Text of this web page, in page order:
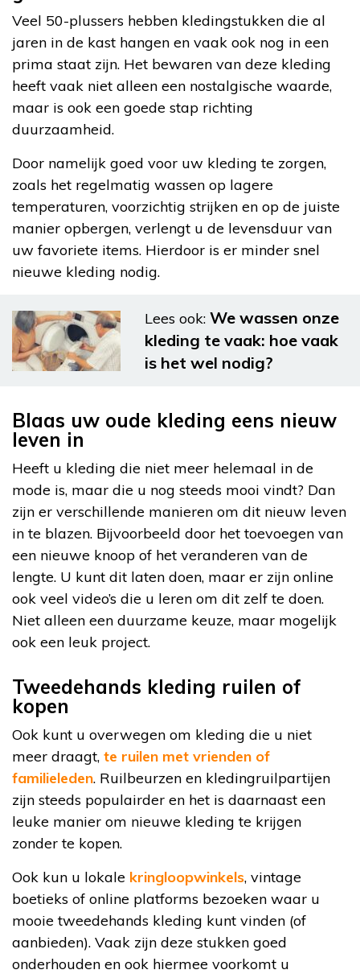
Veel 50-plussers hebben kledingstukken die al
jaren in de kast hangen en vaak ook nog in een
prima staat zijn. Het bewaren van deze kleding
heeft vaak niet alleen een nostalgische waarde,
maar is ook een goede stap richting
duurzaamheid.
Door namelijk goed voor uw kleding te zorgen,
zoals het regelmatig wassen op lagere
temperaturen, voorzichtig strijken en op de juiste
manier opbergen, verlengt u de levensduur van
uw favoriete items. Hierdoor is er minder snel
nieuwe kleding nodig.
Lees ook: We wassen onze
kleding te vaak: hoe vaak
is het wel nodig?
Blaas uw oude kleding eens nieuw
leven in
Heeft u kleding die niet meer helemaal in de
mode is, maar die u nog steeds mooi vindt? Dan
zijn er verschillende manieren om dit nieuw leven
in te blazen. Bijvoorbeeld door het toevoegen van
een nieuwe knoop of het veranderen van de
lengte. U kunt dit laten doen, maar er zijn online
ook veel video’s die u leren om dit zelf te doen.
Niet alleen een duurzame keuze, maar mogelijk
ook een leuk project.
Tweedehands kleding ruilen of
kopen
Ook kunt u overwegen om kleding die u niet
meer draagt, te ruilen met vrienden of
familieleden. Ruilbeurzen en kledingruilpartijen
zijn steeds populairder en het is daarnaast een
leuke manier om nieuwe kleding te krijgen
zonder te kopen.
Ook kun u lokale kringloopwinkels, vintage
boetieks of online platforms bezoeken waar u
mooie tweedehands kleding kunt vinden (of
aanbieden). Vaak zijn deze stukken goed
onderhouden en ook hiermee voorkomt u